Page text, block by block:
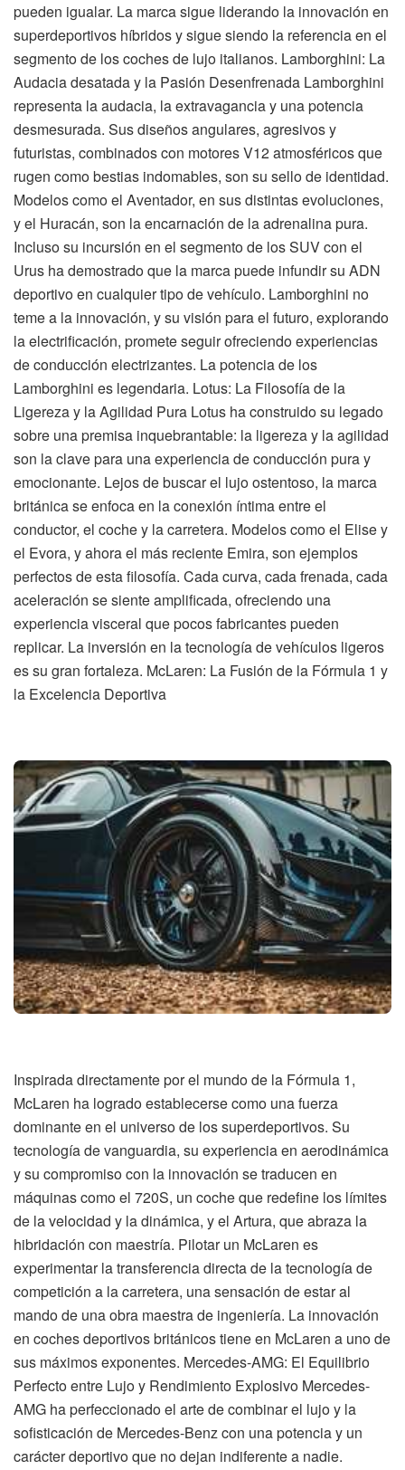
pueden igualar. La marca sigue liderando la innovación en
superdeportivos híbridos y sigue siendo la referencia en el
segmento de los coches de lujo italianos. Lamborghini: La
Audacia desatada y la Pasión Desenfrenada Lamborghini
representa la audacia, la extravagancia y una potencia
desmesurada. Sus diseños angulares, agresivos y
futuristas, combinados con motores V12 atmosféricos que
rugen como bestias indomables, son su sello de identidad.
Modelos como el Aventador, en sus distintas evoluciones,
y el Huracán, son la encarnación de la adrenalina pura.
Incluso su incursión en el segmento de los SUV con el
Urus ha demostrado que la marca puede infundir su ADN
deportivo en cualquier tipo de vehículo. Lamborghini no
teme a la innovación, y su visión para el futuro, explorando
la electrificación, promete seguir ofreciendo experiencias
de conducción electrizantes. La potencia de los
Lamborghini es legendaria. Lotus: La Filosofía de la
Ligereza y la Agilidad Pura Lotus ha construido su legado
sobre una premisa inquebrantable: la ligereza y la agilidad
son la clave para una experiencia de conducción pura y
emocionante. Lejos de buscar el lujo ostentoso, la marca
británica se enfoca en la conexión íntima entre el
conductor, el coche y la carretera. Modelos como el Elise y
el Evora, y ahora el más reciente Emira, son ejemplos
perfectos de esta filosofía. Cada curva, cada frenada, cada
aceleración se siente amplificada, ofreciendo una
experiencia visceral que pocos fabricantes pueden
replicar. La inversión en la tecnología de vehículos ligeros
es su gran fortaleza. McLaren: La Fusión de la Fórmula 1 y
la Excelencia Deportiva
Inspirada directamente por el mundo de la Fórmula 1,
McLaren ha logrado establecerse como una fuerza
dominante en el universo de los superdeportivos. Su
tecnología de vanguardia, su experiencia en aerodinámica
y su compromiso con la innovación se traducen en
máquinas como el 720S, un coche que redefine los límites
de la velocidad y la dinámica, y el Artura, que abraza la
hibridación con maestría. Pilotar un McLaren es
experimentar la transferencia directa de la tecnología de
competición a la carretera, una sensación de estar al
mando de una obra maestra de ingeniería. La innovación
en coches deportivos británicos tiene en McLaren a uno de
sus máximos exponentes. Mercedes-AMG: El Equilibrio
Perfecto entre Lujo y Rendimiento Explosivo Mercedes-
AMG ha perfeccionado el arte de combinar el lujo y la
sofisticación de Mercedes-Benz con una potencia y un
carácter deportivo que no dejan indiferente a nadie.